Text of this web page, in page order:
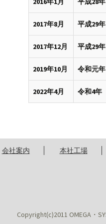
2017年8月 平成29年
2017年12月 平成29年
2019年10月 令和元年
2022年4月 令和4年
会社案内 本社工場
Copyright(c)2011 OMEGA・